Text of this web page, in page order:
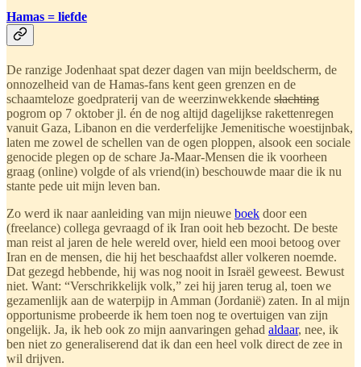
Hamas = liefde
De ranzige Jodenhaat spat dezer dagen van mijn beeldscherm, de
onnozelheid van de Hamas-fans kent geen grenzen en de
schaamteloze goedpraterij van de weerzinwekkende slachting
pogrom op 7 oktober jl. én de nog altijd dagelijkse rakettenregen
vanuit Gaza, Libanon en die verderfelijke Jemenitische woestijnbak,
laten me zowel de schellen van de ogen ploppen, alsook een sociale
genocide plegen op de schare Ja-Maar-Mensen die ik voorheen
graag (online) volgde of als vriend(in) beschouwde maar die ik nu
stante pede uit mijn leven ban.
Zo werd ik naar aanleiding van mijn nieuwe boek door een
(freelance) collega gevraagd of ik Iran ooit heb bezocht. De beste
man reist al jaren de hele wereld over, hield een mooi betoog over
Iran en de mensen, die hij het beschaafdst aller volkeren noemde.
Dat gezegd hebbende, hij was nog nooit in Israël geweest. Bewust
niet. Want: “Verschrikkelijk volk,” zei hij jaren terug al, toen we
gezamenlijk aan de waterpijp in Amman (Jordanië) zaten. In al mijn
opportunisme probeerde ik hem toen nog te overtuigen van zijn
ongelijk. Ja, ik heb ook zo mijn aanvaringen gehad aldaar, nee, ik
ben niet zo generaliserend dat ik dan een heel volk direct de zee in
wil drijven.